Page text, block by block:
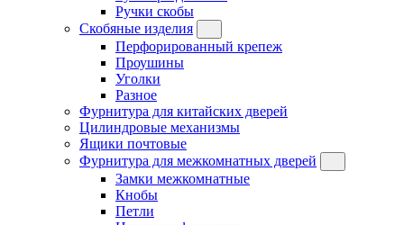
Ручки скобы
Скобяные изделия
Перфорированный крепеж
Проушины
Уголки
Разное
Фурнитура для китайских дверей
Цилиндровые механизмы
Ящики почтовые
Фурнитура для межкомнатных дверей
Замки межкомнатные
Кнобы
Петли